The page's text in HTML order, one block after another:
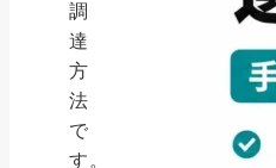
調
達
方
法
で
す。